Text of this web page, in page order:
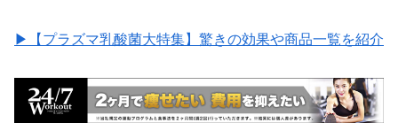
▶︎【プラズマ乳酸菌大特集】驚きの効果や商品一覧を紹介